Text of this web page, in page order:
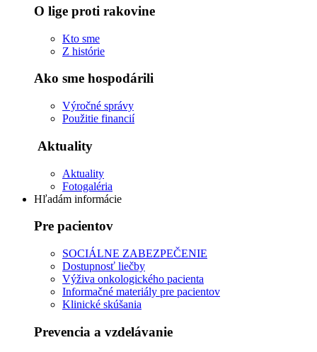
O lige proti rakovine
Kto sme
Z histórie
Ako sme hospodárili
Výročné správy
Použitie financií
Aktuality
Aktuality
Fotogaléria
Hľadám informácie
Pre pacientov
SOCIÁLNE ZABEZPEČENIE
Dostupnosť liečby
Výživa onkologického pacienta
Informačné materiály pre pacientov
Klinické skúšania
Prevencia a vzdelávanie